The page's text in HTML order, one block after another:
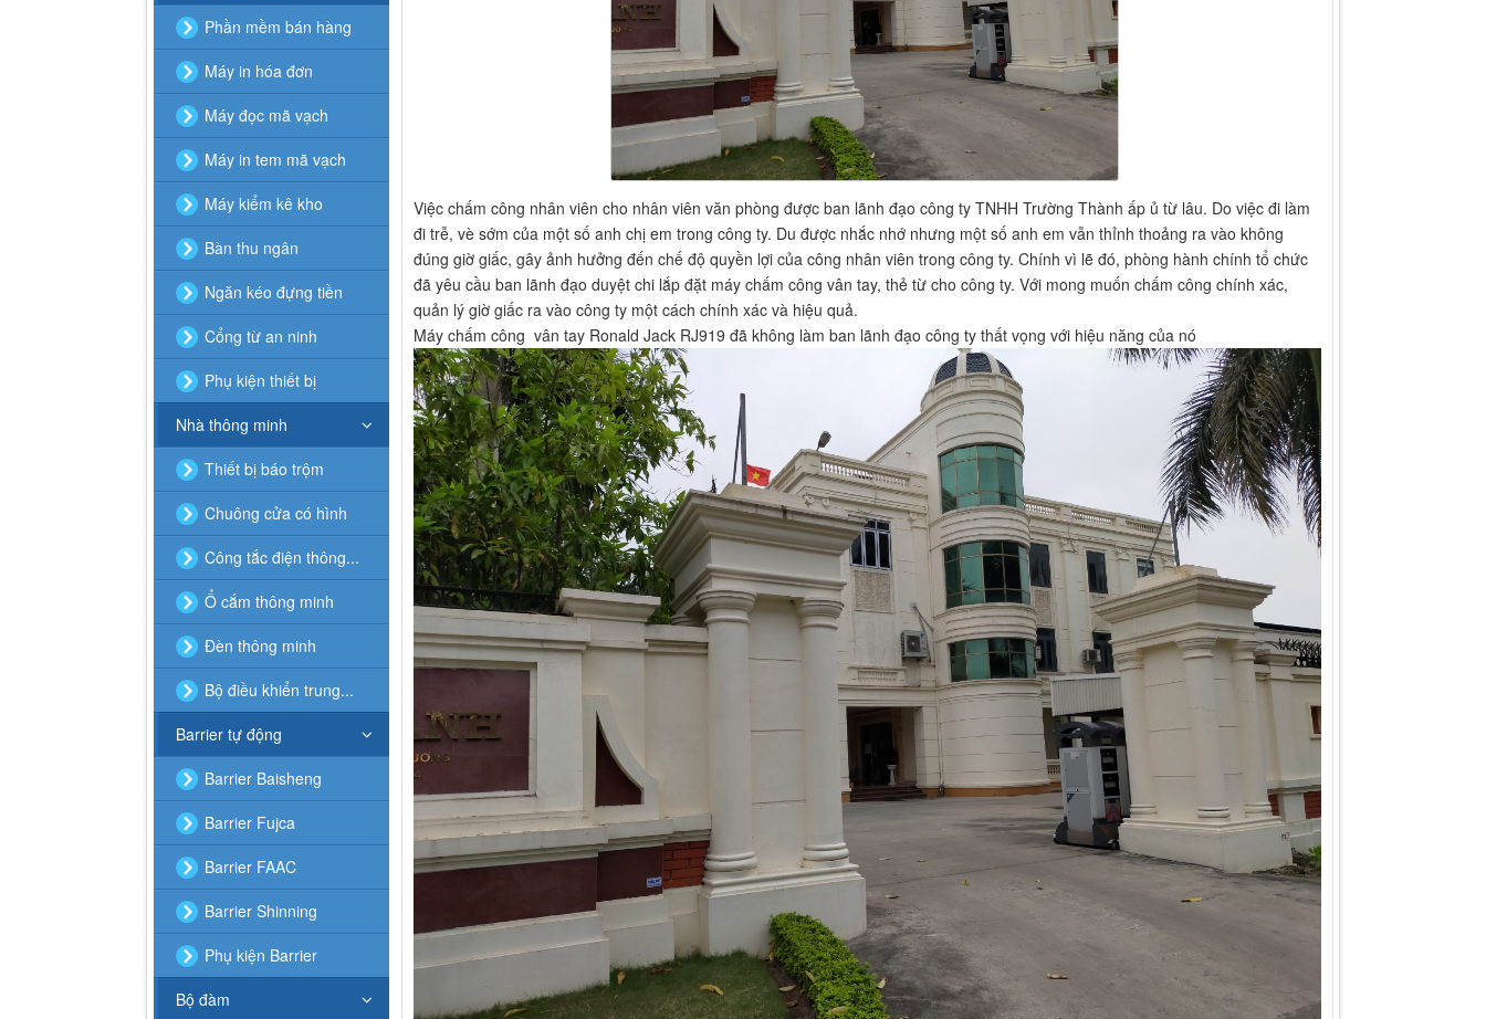
Việc chấm công nhân viên cho nhân viên văn phòng được ban lãnh đạo công ty TNHH Trường Thành ấp ủ từ lâu. Do việc đi làm
đi trễ, vè sớm của một số anh chị em trong công ty. Du được nhắc nhớ nhưng một số anh em vẫn thỉnh thoảng ra vào không
đúng giờ giấc, gây ảnh hưởng đến chế độ quyền lợi của công nhân viên trong công ty. Chính vì lẽ đó, phòng hành chính tổ chức
đã yêu cầu ban lãnh đạo duyệt chi lắp đặt máy chấm công vân tay, thẻ từ cho công ty. Với mong muốn chấm công chính xác,
quản lý giờ giấc ra vào công ty một cách chính xác và hiệu quả.
Máy chấm công vân tay Ronald Jack RJ919 đã không làm ban lãnh đạo công ty thất vọng với hiệu năng của nó
Phần mềm bán hàng
Máy in hóa đơn
Máy đọc mã vạch
Máy in tem mã vạch
Máy kiểm kê kho
Bàn thu ngân
Ngăn kéo đựng tiền
Cổng từ an ninh
Phụ kiện thiết bị
Nhà thông minh
Thiết bị báo trộm
Chuông cửa có hình
Công tắc điện thông...
Ổ cắm thông minh
Đèn thông minh
Bộ điều khiển trung...
Barrier tự động
Barrier Baisheng
Barrier Fujca
Barrier FAAC
Barrier Shinning
Phụ kiện Barrier
Bộ đàm